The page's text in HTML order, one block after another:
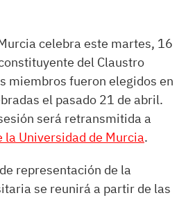
celebra este martes, 16
del Claustro
miembros fueron elegidos en
el pasado 21 de abril.
será retransmitida a
la Universidad de Murcia.
representación de la
se reunirá a partir de las